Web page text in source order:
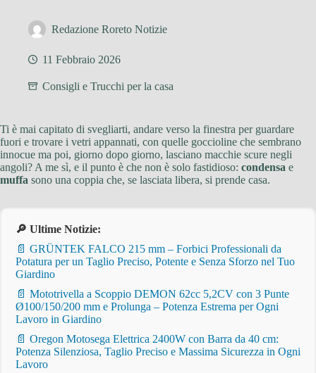
Redazione Roreto Notizie
11 Febbraio 2026
Consigli e Trucchi per la casa
Ti è mai capitato di svegliarti, andare verso la finestra per guardare
fuori e trovare i vetri appannati, con quelle goccioline che sembrano
innocue ma poi, giorno dopo giorno, lasciano macchie scure negli
angoli? A me sì, e il punto è che non è solo fastidioso: condensa e
muffa sono una coppia che, se lasciata libera, si prende casa.
🔎 Ultime Notizie:
📄 GRÜNTEK FALCO 215 mm – Forbici Professionali da
Potatura per un Taglio Preciso, Potente e Senza Sforzo nel Tuo
Giardino
📄 Mototrivella a Scoppio DEMON 62cc 5,2CV con 3 Punte
Ø100/150/200 mm e Prolunga – Potenza Estrema per Ogni
Lavoro in Giardino
📄 Oregon Motosega Elettrica 2400W con Barra da 40 cm:
Potenza Silenziosa, Taglio Preciso e Massima Sicurezza in Ogni
Lavoro